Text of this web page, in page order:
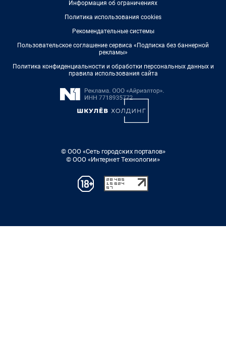
Информация об ограничениях
Политика использования cookies
Рекомендательные системы
Пользовательское соглашение сервиса «Подписка без баннерной
рекламы»
Политика конфиденциальности и обработки персональных данных и
правила использования сайта
© ООО «Сеть городских порталов»
© ООО «Интернет Технологии»